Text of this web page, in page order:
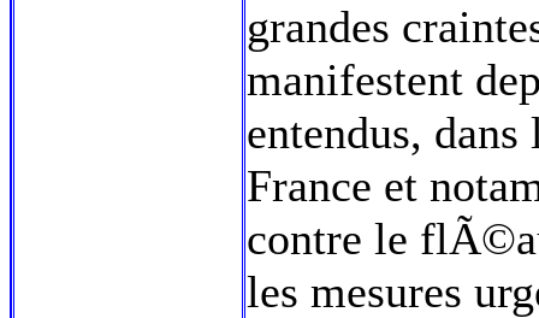
grandes
manifestent
entendus,
France et
contre le
les mesures